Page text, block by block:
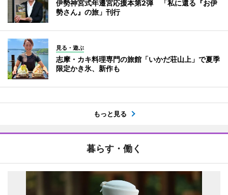
伊勢神宮式年遷宮応援本第2弾 「私に還る『お伊
勢さん』の旅」刊行
見る・遊ぶ
志摩・カキ料理専門の旅館「いかだ荘山上」で夏季
限定かき氷、新作も
もっと見る
暮らす・働く